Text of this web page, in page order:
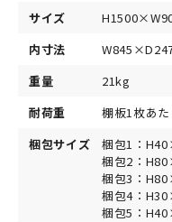
サイズ
内寸法
重量
21kg
耐荷重
棚板1枚あ
梱包サイズ
梱包1：
梱包2：
梱包3：
梱包4：
梱包5：